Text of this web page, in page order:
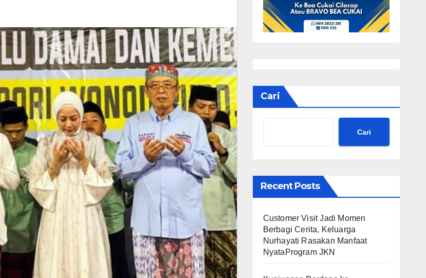
Cari
Cari
Recent Posts
Customer Visit Jadi Momen
Berbagi Cerita, Keluarga
Nurhayati Rasakan Manfaat
NyataProgram JKN